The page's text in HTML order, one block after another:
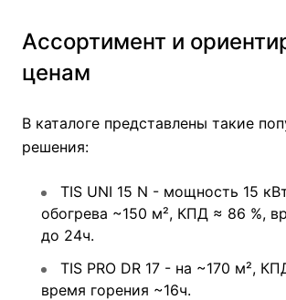
Ассортимент и
ценам
В каталоге представлены такие
решения:
TIS UNI 15 N - мощность 15
обогрева ~150 м², КПД ≈ 86 %,
до 24ч.
TIS PRO DR 17 - на ~170 м²,
время горения ~16ч.